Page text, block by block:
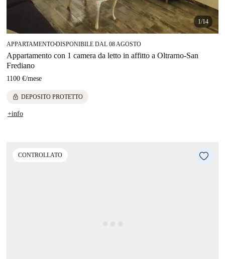
1/14
APPARTAMENTO■DISPONIBILE DAL 08 AGOSTO
Appartamento con 1 camera da letto in affitto a Oltrarno-San
Frediano
1100 €/mese
lock DEPOSITO PROTETTO
+info
CONTROLLATO